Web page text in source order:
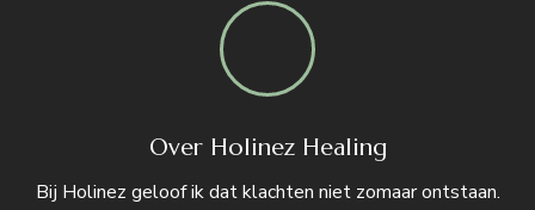
Over Holinez Healing
Bij Holinez geloof ik dat klachten niet zomaar ontstaan.